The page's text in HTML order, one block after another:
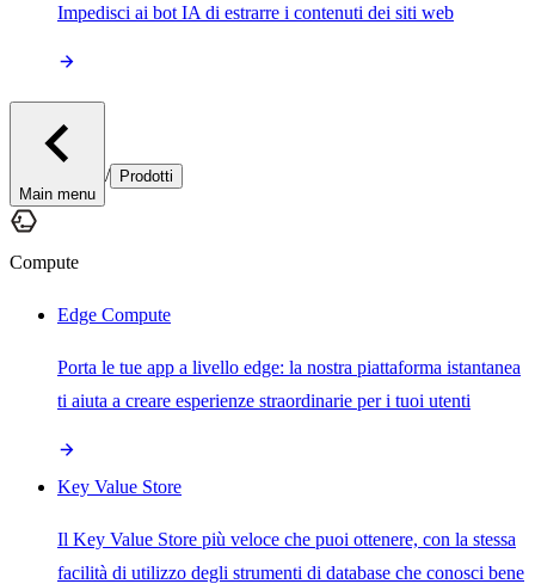
Impedisci ai bot IA di estrarre i contenuti dei siti web
Main menu
/ Prodotti
Compute
Edge Compute
Porta le tue app a livello edge: la nostra piattaforma istantanea
ti aiuta a creare esperienze straordinarie per i tuoi utenti
Key Value Store
Il Key Value Store più veloce che puoi ottenere, con la stessa
facilità di utilizzo degli strumenti di database che conosci bene